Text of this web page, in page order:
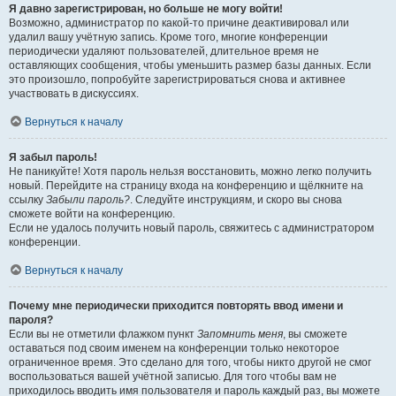
Я давно зарегистрирован, но больше не могу войти!
Возможно, администратор по какой-то причине деактивировал или
удалил вашу учётную запись. Кроме того, многие конференции
периодически удаляют пользователей, длительное время не
оставляющих сообщения, чтобы уменьшить размер базы данных. Если
это произошло, попробуйте зарегистрироваться снова и активнее
участвовать в дискуссиях.
Вернуться к началу
Я забыл пароль!
Не паникуйте! Хотя пароль нельзя восстановить, можно легко получить
новый. Перейдите на страницу входа на конференцию и щёлкните на
ссылку Забыли пароль?. Следуйте инструкциям, и скоро вы снова
сможете войти на конференцию.
Если не удалось получить новый пароль, свяжитесь с администратором
конференции.
Вернуться к началу
Почему мне периодически приходится повторять ввод имени и
пароля?
Если вы не отметили флажком пункт Запомнить меня, вы сможете
оставаться под своим именем на конференции только некоторое
ограниченное время. Это сделано для того, чтобы никто другой не смог
воспользоваться вашей учётной записью. Для того чтобы вам не
приходилось вводить имя пользователя и пароль каждый раз, вы можете